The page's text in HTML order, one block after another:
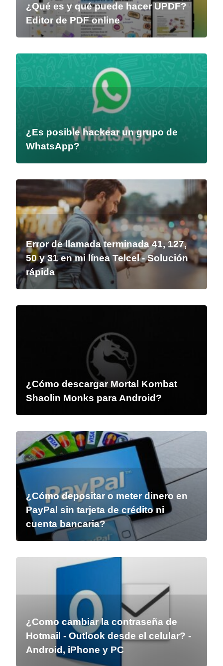
¿Qué es y qué puede hacer UPDF?
Editor de PDF online
¿Es posible hackear un grupo de
WhatsApp?
Error de llamada terminada 41, 127,
50 y 31 en mi línea Telcel - Solución
rápida
¿Cómo descargar Mortal Kombat
Shaolin Monks para Android?
¿Cómo depositar o meter dinero en
PayPal sin tarjeta de crédito ni
cuenta bancaria?
¿Como cambiar la contraseña de
Hotmail - Outlook desde el celular? -
Android, iPhone y PC